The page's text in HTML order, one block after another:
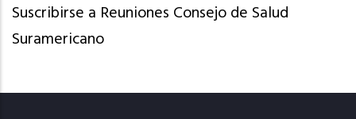
Suscribirse a Reuniones Consejo de Salud
Suramericano